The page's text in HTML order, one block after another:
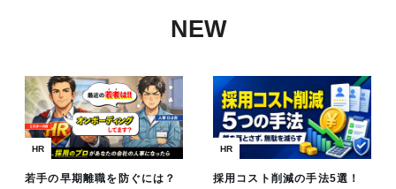
NEW
HR
若手の早期離職を防ぐには？
HR
採用コスト削減の手法5選！